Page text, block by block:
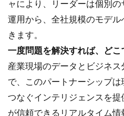
ャにより、リーダーは個別
運用から、全社規模のモデ
きます。
一度問題を解決すれば、どこ
産業現場のデータとビジネス
で、このパートナーシップ
つなぐインテリジェンスを
が信頼できるリアルタイム